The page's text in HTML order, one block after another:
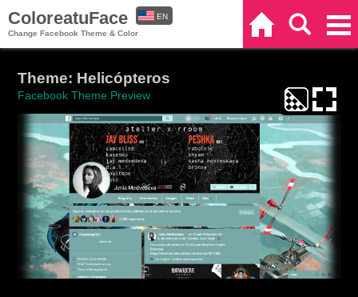
ColoreatuFace
Change Facebook Theme & Color
EN
Theme: Helicópteros
Facebook Theme Preview